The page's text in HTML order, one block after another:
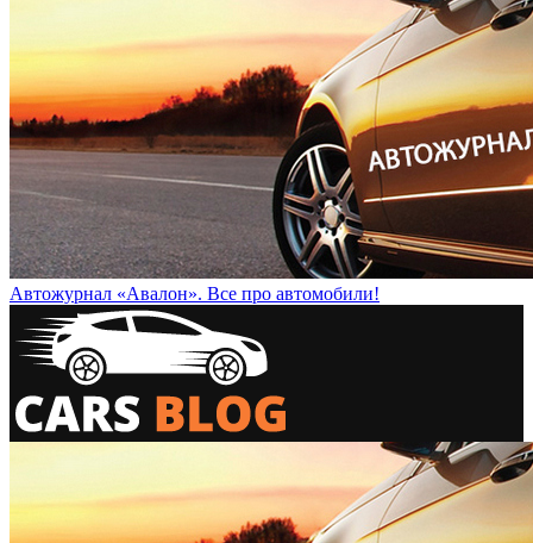
Автожурнал «Авалон». Все про автомобили!